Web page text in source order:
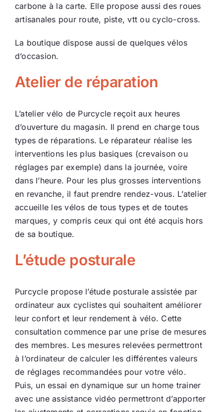
carbone à la carte. Elle propose aussi des roues
artisanales pour route, piste, vtt ou cyclo-cross.
La boutique dispose aussi de quelques vélos
d’occasion.
Atelier de réparation
L’atelier vélo de Purcycle reçoit aux heures
d’ouverture du magasin. Il prend en charge tous
types de réparations. Le réparateur réalise les
interventions les plus basiques (crevaison ou
réglages par exemple) dans la journée, voire
dans l’heure. Pour les plus grosses interventions
en revanche, il faut prendre rendez-vous. L’atelier
accueille les vélos de tous types et de toutes
marques, y compris ceux qui ont été acquis hors
de sa boutique.
L’étude posturale
Purcycle propose l’étude posturale assistée par
ordinateur aux cyclistes qui souhaitent améliorer
leur confort et leur rendement à vélo. Cette
consultation commence par une prise de mesures
des membres. Les mesures relevées permettront
à l’ordinateur de calculer les différentes valeurs
de réglages recommandées pour votre vélo.
Puis, un essai en dynamique sur un home trainer
avec une assistance vidéo permettront d’apporter